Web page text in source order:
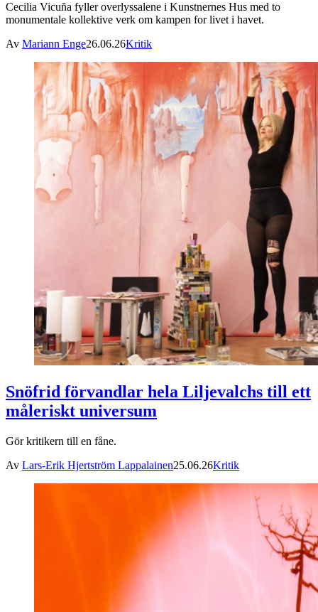
Cecilia Vicuña fyller overlyssalene i Kunstnernes Hus med to
monumentale kollektive verk om kampen for livet i havet.
Av Mariann Enge26.06.26Kritik
Snöfrid förvandlar hela Liljevalchs till ett
måleriskt universum
Gör kritikern till en fåne.
Av Lars-Erik Hjertström Lappalainen25.06.26Kritik